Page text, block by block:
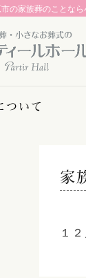
の家族葬のことなら
ついて
家
１